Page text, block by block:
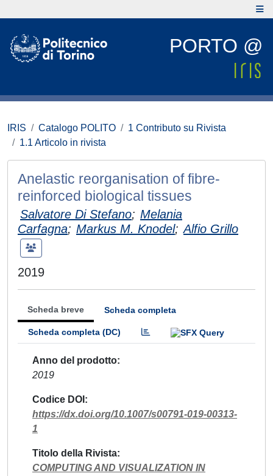
PORTO @
IRIS Catalogo POLITO
1 Contributo su Rivista
1.1 Articolo in rivista
Anelastic reorganisation of fibre-
reinforced biological tissues
Salvatore Di Stefano; Melania
Carfagna; Markus M. Knodel; Alfio Grillo
2019
Scheda breve Scheda completa
Scheda completa (DC)
Anno del prodotto
2019
Codice DOI
https://dx.doi.org/10.1007/s00791-019-00313-
1
Titolo della Rivista
COMPUTING AND VISUALIZATION IN